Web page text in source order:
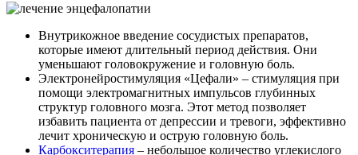
Внутрикожное введение сосудистых препаратов,
которые имеют длительный период действия. Они
уменьшают головокружение и головную боль.
Электронейростимуляция «Цефали» – стимуляция при
помощи электромагнитных импульсов глубинных
структур головного мозга. Этот метод позволяет
избавить пациента от депрессии и тревоги, эффективно
лечит хроническую и острую головную боль.
Карбокситерапия – небольшое количество углекислого